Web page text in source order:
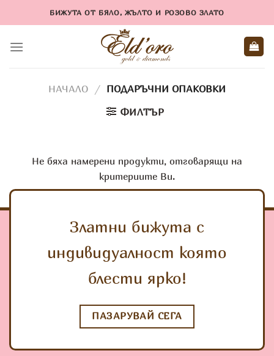
to
БИЖУТА ОТ БЯЛО, ЖЪЛТО И РОЗОВО ЗЛАТО
НАЧАЛО / ПОДАРЪЧНИ ОПАКОВКИ
ФИЛТЪР
Не бяха намерени продукти, отговарящи на
критериите Ви.
Златни бижута с
индивидуалност която
блести ярко!
ПАЗАРУВАЙ СЕГА